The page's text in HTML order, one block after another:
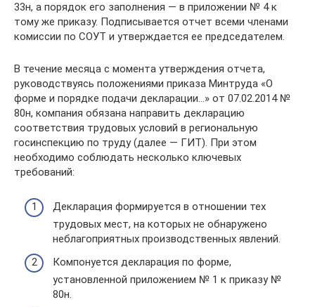
33н, а порядок его заполнения — в приложении № 4 к
тому же приказу. Подписывается отчет всеми членами
комиссии по СОУТ и утверждается ее председателем.
В течение месяца с момента утверждения отчета,
руководствуясь положениями приказа Минтруда «О
форме и порядке подачи декларации…» от 07.02.2014 №
80н, компания обязана направить декларацию
соответствия трудовых условий в региональную
госинспекцию по труду (далее — ГИТ). При этом
необходимо соблюдать несколько ключевых
требований:
Декларация формируется в отношении тех
трудовых мест, на которых не обнаружено
неблагоприятных производственных явлений.
Компонуется декларация по форме,
установленной приложением № 1 к приказу №
80н.